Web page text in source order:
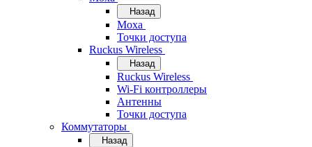
Назад
Moxa
Точки доступа
Ruckus Wireless
Назад
Ruckus Wireless
Wi-Fi контроллеры
Антенны
Точки доступа
Коммутаторы
Назад